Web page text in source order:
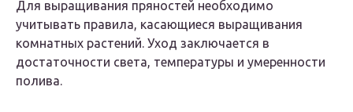
Для выращивания пряностей необходимо
учитывать правила, касающиеся выращивания
комнатных растений. Уход заключается в
достаточности света, температуры и умеренности
полива.